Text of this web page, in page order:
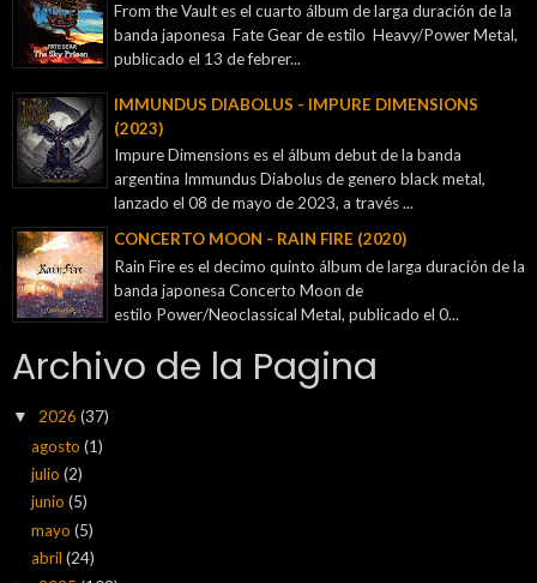
From the Vault es el cuarto álbum de larga duración de la
banda japonesa Fate Gear de estilo Heavy/Power Metal,
publicado el 13 de febrer...
IMMUNDUS DIABOLUS - IMPURE DIMENSIONS
(2023)
Impure Dimensions es el álbum debut de la banda
argentina Immundus Diabolus de genero black metal,
lanzado el 08 de mayo de 2023, a través ...
CONCERTO MOON - RAIN FIRE (2020)
Rain Fire es el decimo quinto álbum de larga duración de la
banda japonesa Concerto Moon de
estilo Power/Neoclassical Metal, publicado el 0...
Archivo de la Pagina
▼ 2026 (37)
agosto(1)
julio(2)
junio(5)
mayo(5)
abril(24)